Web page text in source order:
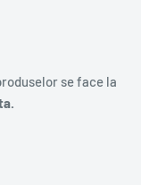
se face la